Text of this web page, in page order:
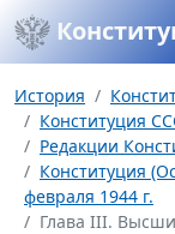
История
Конституция
Редакции
Конституция
февраля 1944 г.
Глава III.